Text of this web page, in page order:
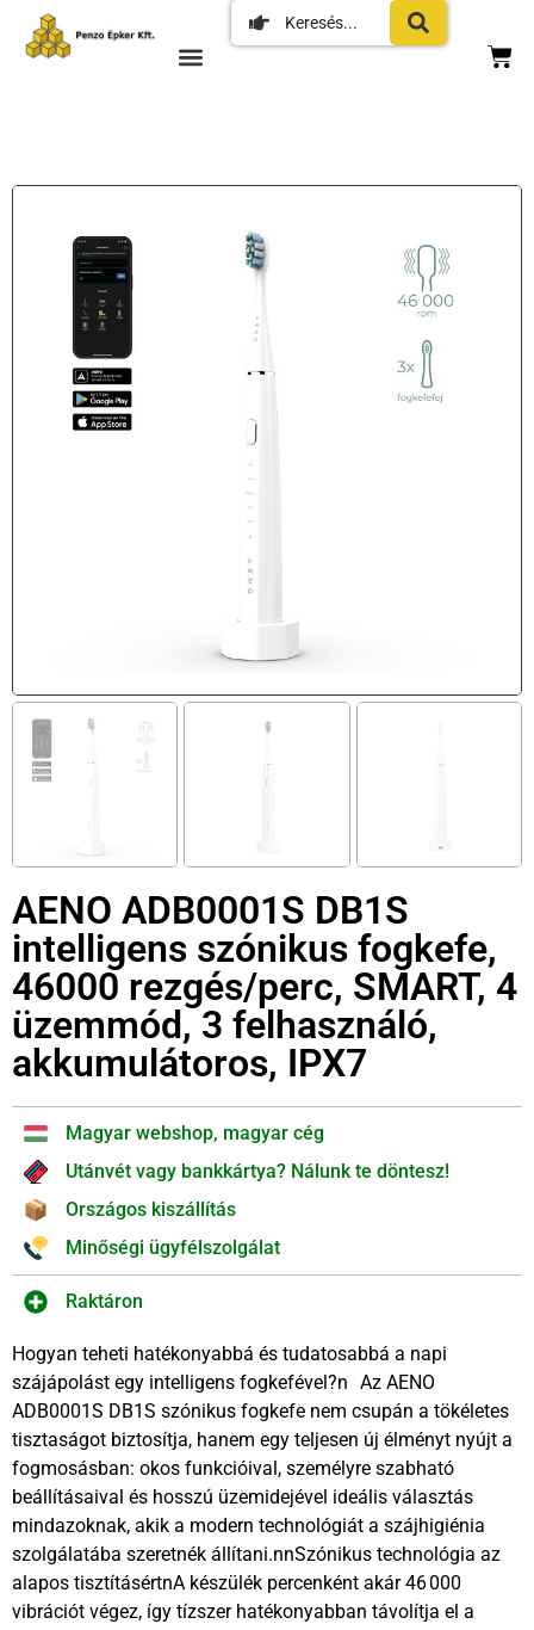
AENO ADB0001S DB1S
intelligens szónikus fogkefe,
46000 rezgés/perc, SMART, 4
üzemmód, 3 felhasználó,
akkumulátoros, IPX7
Magyar webshop, magyar cég
Utánvét vagy bankkártya? Nálunk te döntesz!
Országos kiszállítás
Minőségi ügyfélszolgálat
Raktáron
Hogyan teheti hatékonyabbá és tudatosabbá a napi
szájápolást egy intelligens fogkefével?n Az AENO
ADB0001S DB1S szónikus fogkefe nem csupán a tökéletes
tisztaságot biztosítja, hanem egy teljesen új élményt nyújt a
fogmosásban: okos funkcióival, személyre szabható
beállításaival és hosszú üzemidejével ideális választás
mindazoknak, akik a modern technológiát a szájhigiénia
szolgálatába szeretnék állítani.nnSzónikus technológia az
alapos tisztításértnA készülék percenként akár 46 000
vibrációt végez, így tízszer hatékonyabban távolítja el a